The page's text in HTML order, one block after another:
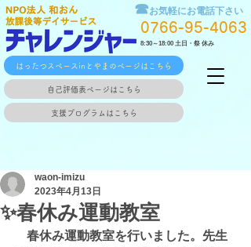
はったつスペースinとやまのページはこちら
☎お気軽にお電話下さい
0766-95-4063
8:30～18:00 土日・祭 休み
自己評価表ページはこちら
支援プログラムはこちら
✨春休み運動教室
waon-imizu
2023年4月13日
春休み運動教室を行いました。先生